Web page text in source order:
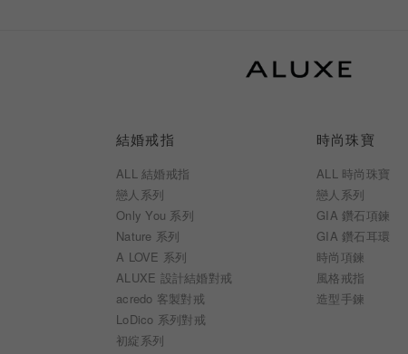
結婚戒指
ALL 結婚戒指
戀人系列
Only You 系列
Nature 系列
A LOVE 系列
ALUXE 設計結婚對戒
acredo 客製對戒
LoDico 系列對戒
初綻系列
時尚珠寶
ALL 時尚珠寶
戀人系列
GIA 鑽石項鍊
GIA 鑽石耳環
時尚項鍊
風格戒指
造型手鍊